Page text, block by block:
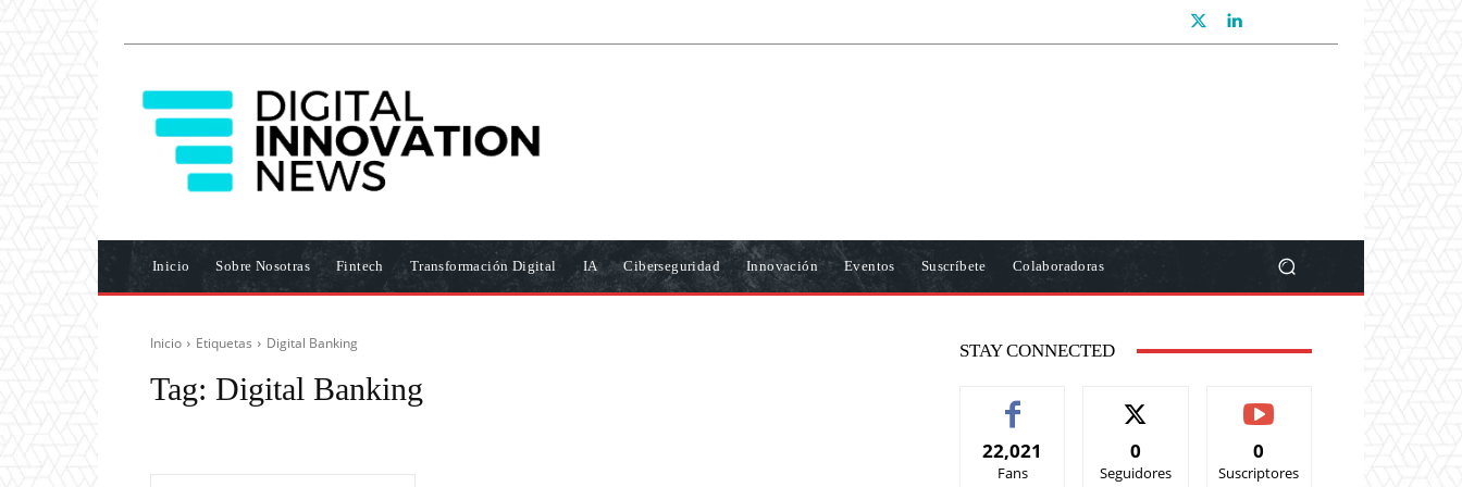
Inicio Sobre Nosotras Fintech Transformación Digital IA Ciberseguridad Innovación Eventos Suscríbete Colaboradoras
Inicio Etiquetas Digital Banking
Tag: Digital Banking
STAY CONNECTED
22,021
Fans
0
Seguidores
0
Suscriptores